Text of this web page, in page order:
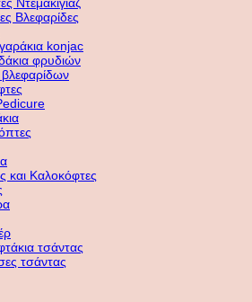
Βλεφαρίδες
konjac
φρυδιών
βλεφαρίδων
και Καλοκόφτες
τσάντας
τσάντας